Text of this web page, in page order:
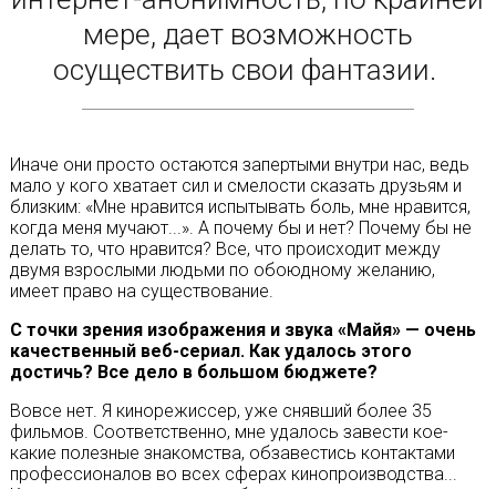
мере, дает возможность
осуществить свои фантазии.
Иначе они просто остаются запертыми внутри нас, ведь
мало у кого хватает сил и смелости сказать друзьям и
близким: «Мне нравится испытывать боль, мне нравится,
когда меня мучают...». А почему бы и нет? Почему бы не
делать то, что нравится? Все, что происходит между
двумя взрослыми людьми по обоюдному желанию,
имеет право на существование.
С точки зрения изображения и звука «Майя» — очень
качественный веб-сериал. Как удалось этого
достичь? Все дело в большом бюджете?
Вовсе нет. Я кинорежиссер, уже снявший более 35
фильмов. Соответственно, мне удалось завести кое-
какие полезные знакомства, обзавестись контактами
профессионалов во всех сферах кинопроизводства...